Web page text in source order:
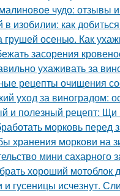
чудо: отзывы
изобилии: как
грушей осенью. Как
засорения
ухаживать за
рецепты очищения
уход за виноградом:
и полезный рецепт:
морковь перед
хранения моркови на
мини сахарного
хороший мотоблок
и гусеницы исчезнут.